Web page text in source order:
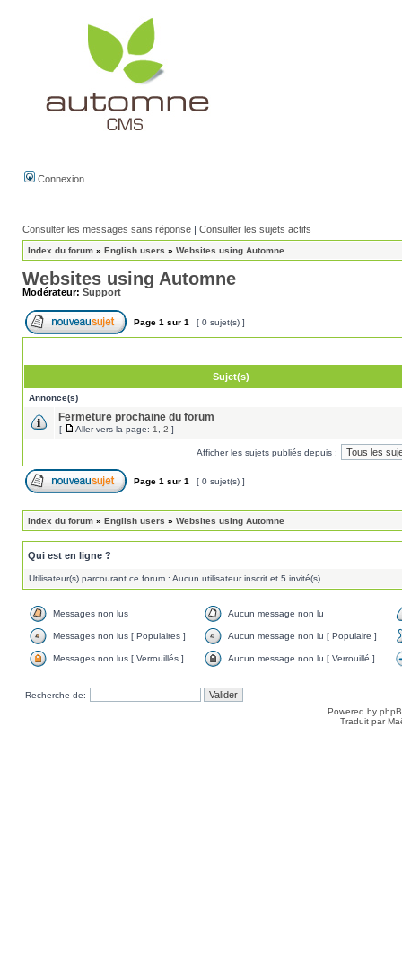
Connexion
Consulter les messages sans réponse | Consulter les sujets actifs
Index du forum » English users » Websites using Automne
Websites using Automne
Modérateur: Support
Page 1 sur 1 [ 0 sujet(s) ]
Sujet(s)
Annonce(s)
Fermeture prochaine du forum
[ Aller vers la page: 1 2 ]
Afficher les sujets publiés depuis :
Page 1 sur 1 [ 0 sujet(s) ]
Index du forum » English users » Websites using Automne
Qui est en ligne ?
Utilisateur(s) parcourant ce forum : Aucun utilisateur inscrit et 5 invité(s)
Messages non lus Aucun message non lu
Messages non lus [ Populaires ] Aucun message non lu [ Populaire ]
Messages non lus [ Verrouillés ] Aucun message non lu [ Verrouillé ]
Recherche de:
Powered by
Traduit par